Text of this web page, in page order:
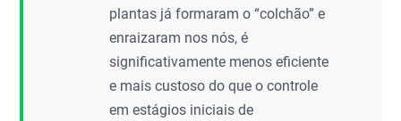
plantas já formaram o “colchão” e
enraizaram nos nós, é
significativamente menos eficiente
e mais custoso do que o controle
em estágios iniciais de